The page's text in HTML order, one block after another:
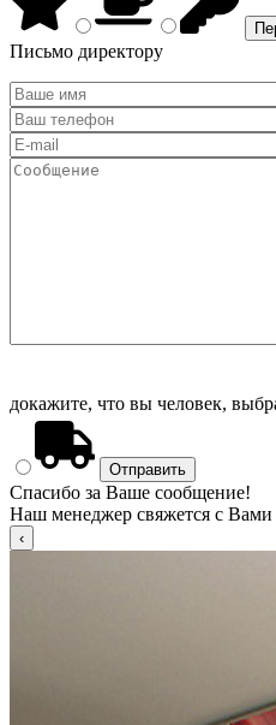
Письмо директору
докажите, что вы человек,
Спасибо за Ваше сообщение!
Наш менеджер свяжется с